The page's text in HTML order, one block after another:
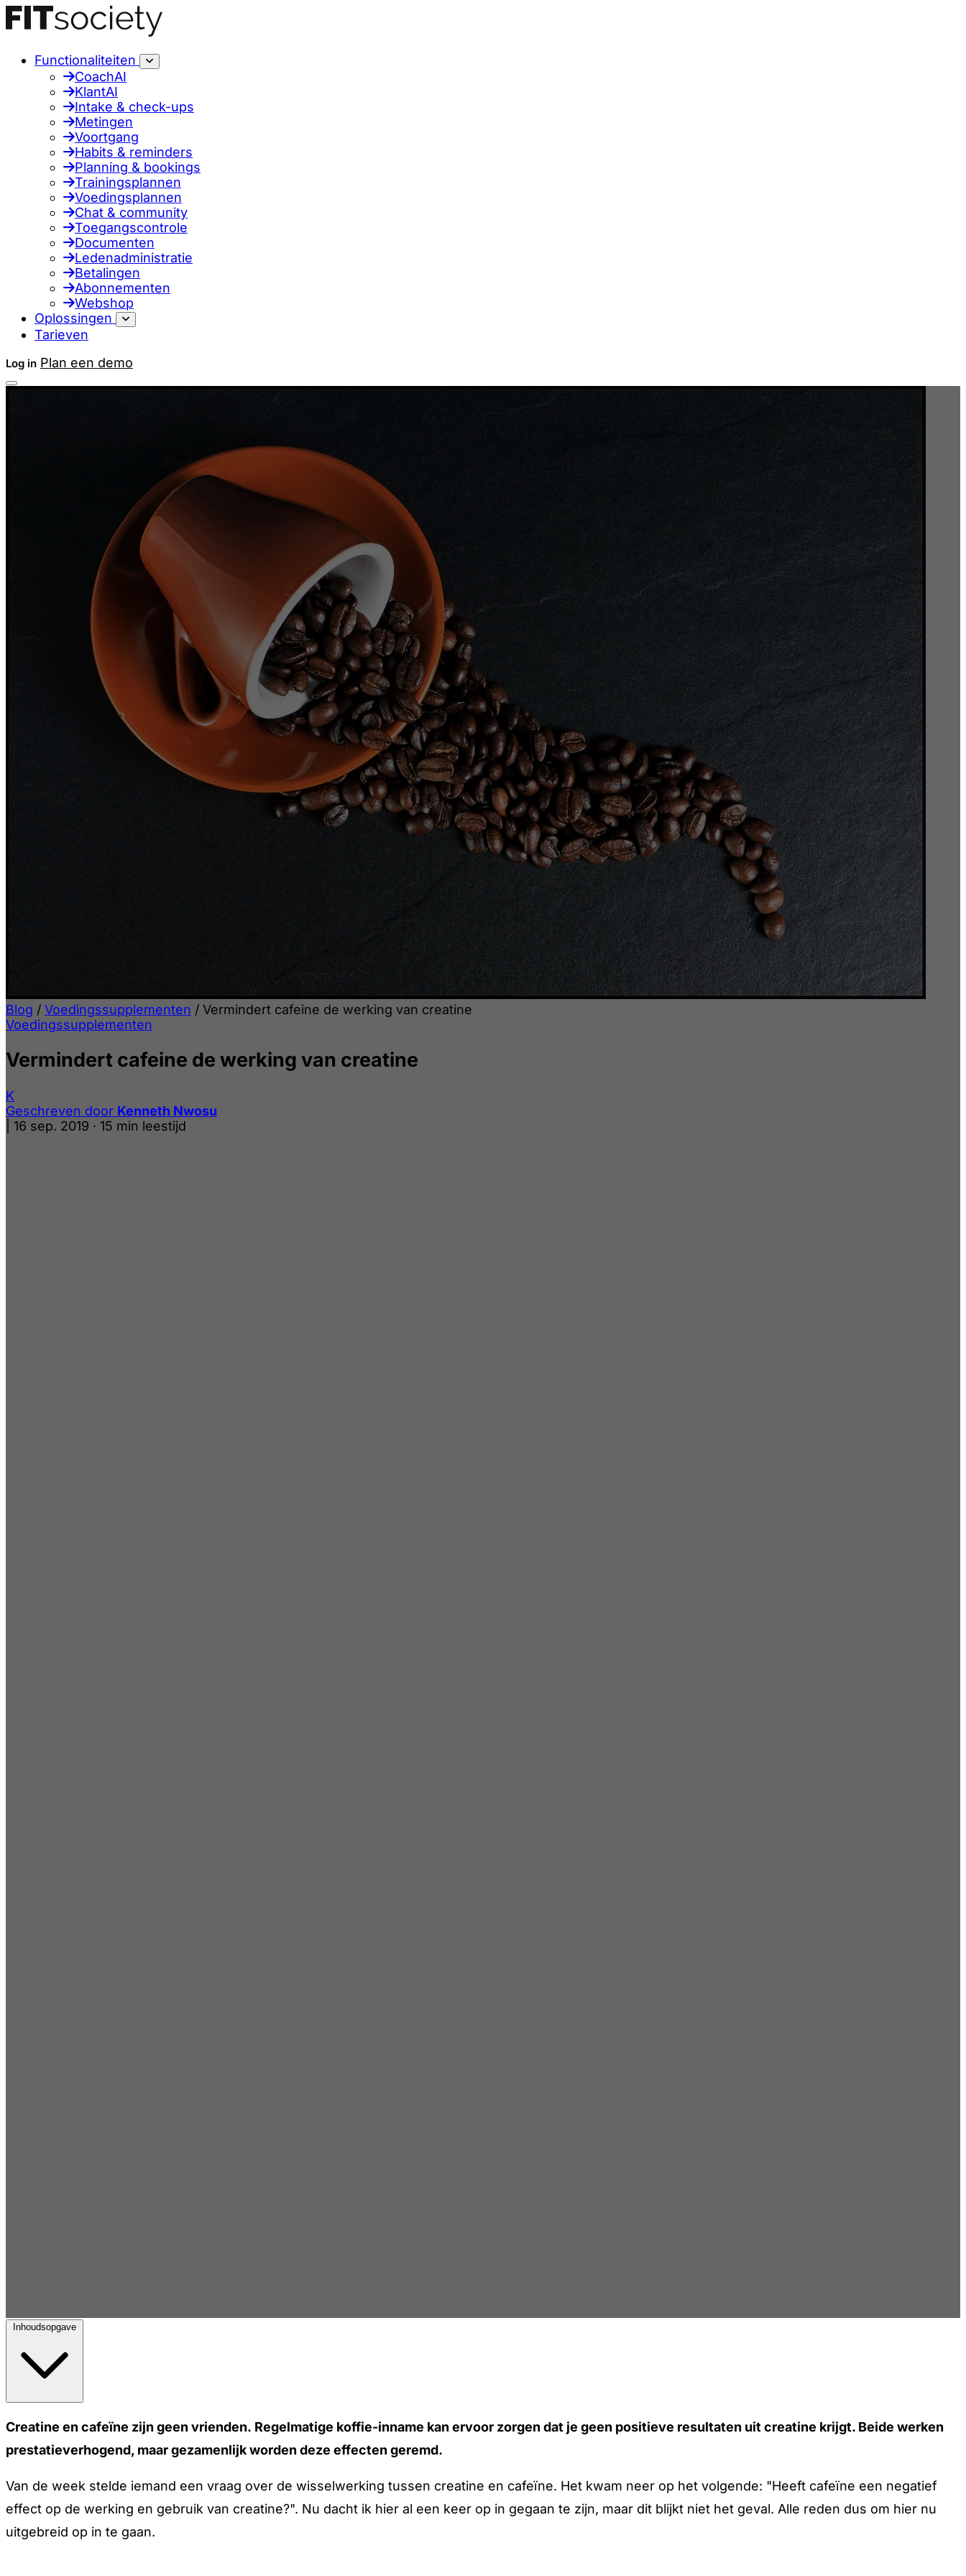
Functionaliteiten
CoachAI
KlantAI
Intake & check-ups
Metingen
Voortgang
Habits & reminders
Planning & bookings
Trainingsplannen
Voedingsplannen
Chat & community
Toegangscontrole
Documenten
Ledenadministratie
Betalingen
Abonnementen
Webshop
Oplossingen
Tarieven
Log in Plan een demo
Blog / Voedingssupplementen / Vermindert cafeine de werking van creatine
Voedingssupplementen
Vermindert cafeine de werking van creatine
K
Geschreven door Kenneth Nwosu
16 sep. 2019 · 15 min leestijd
Inhoudsopgave
Creatine en cafeïne zijn geen vrienden. Regelmatige koffie-inname kan ervoor zorgen dat je geen positieve resultaten uit creatine krijgt. Beide werken
prestatieverhogend, maar gezamenlijk worden deze effecten geremd.
Van de week stelde iemand een vraag over de wisselwerking tussen creatine en cafeïne. Het kwam neer op het volgende: "Heeft cafeïne een negatief
effect op de werking en gebruik van creatine?". Nu dacht ik hier al een keer op in gegaan te zijn, maar dit blijkt niet het geval. Alle reden dus om hier nu
uitgebreid op in te gaan.